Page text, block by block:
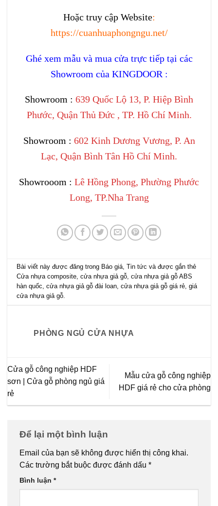
Hoặc truy cập Website:
https://cuanhuaphongngu.net/
Ghé xem mẫu và mua cửa trực tiếp tại các
Showroom của KINGDOOR :
Showroom : 639 Quốc Lộ 13, P. Hiệp Bình
Phước, Quận Thủ Đức , TP. Hồ Chí Minh.
Showroom : 602 Kinh Dương Vương, P. An
Lạc, Quận Bình Tân Hồ Chí Minh.
Showrooom : Lê Hồng Phong, Phường Phước
Long, TP.Nha Trang
Bài viết này được đăng trong Báo giá,Tin tức và được gắn thẻ
Cửa nhựa composite,cửa nhựa giả gỗ,cửa nhựa giả gỗ ABS
hàn quốc,cửa nhựa giả gỗ đài loan,cửa nhựa giả gỗ giá rẻ,giá
cửa nhựa giả gỗ.
PHÒNG NGỦ CỬA NHỰA
Cửa gỗ công nghiệp HDF
sơn | Cửa gỗ phòng ngủ giá
rẻ
Mẫu cửa gỗ công nghiệp
HDF giá rẻ cho cửa phòng
Để lại một bình luận
Email của bạn sẽ không được hiển thị công khai.
Các trường bắt buộc được đánh dấu *
Bình luận *